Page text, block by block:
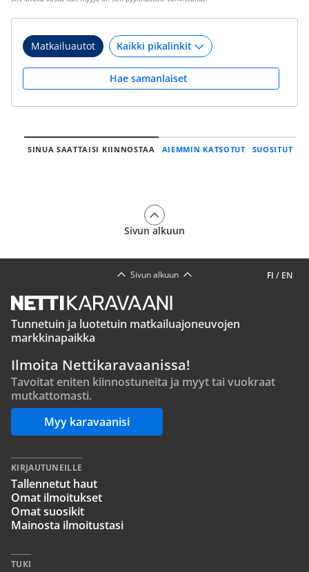
Matkailuautot
Hae samanlaiset
SINUA SAATTAISI KIINNOSTAA AIEMMIN KATSOTUT SUOSITUT
Sivun alkuun
FI / EN
Sivun alkuun
Tunnetuin ja luotetuin matkailuajoneuvojen
markkinapaikka
Ilmoita Nettikaravaanissa!
Tavoitat eniten kiinnostuneita ja myyt tai vuokraat
mutkattomasti.
Myy karavaanisi
KIRJAUTUNEILLE
Tallennetut haut
Omat ilmoitukset
Omat suosikit
Mainosta ilmoitustasi
TUKI